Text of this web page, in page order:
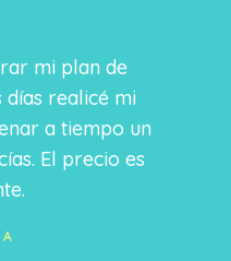
mi plan de
realicé mi
a tiempo un
El precio es